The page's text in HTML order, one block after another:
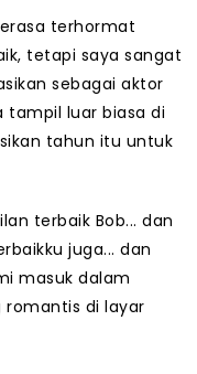
terhormat
tetapi saya sangat
sebagai aktor
tampil luar biasa di
tahun itu untuk
terbaik Bob... dan
juga... dan
masuk dalam
di layar